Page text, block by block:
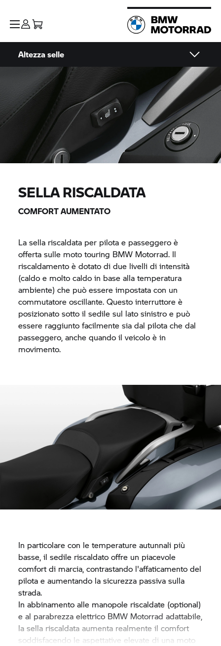
Altezza selle
SELLA RISCALDATA
COMFORT AUMENTATO
La sella riscaldata per pilota e passeggero è
offerta sulle moto touring BMW Motorrad. Il
riscaldamento è dotato di due livelli di intensità
(caldo e molto caldo in base alla temperatura
ambiente) che può essere impostata con un
commutatore oscillante. Questo interruttore è
posizionato sotto il sedile sul lato sinistro e può
essere raggiunto facilmente sia dal pilota che dal
passeggero, anche quando il veicolo è in
movimento.
In particolare con le temperature autunnali più
basse, il sedile riscaldato offre un piacevole
comfort di marcia, contrastando l'affaticamento del
pilota e aumentando la sicurezza passiva sulla
strada.
In abbinamento alle manopole riscaldate (optional)
e al parabrezza elettrico BMW Motorrad adattabile,
la sella riscaldata aumenta realmente il comfort
soddisfacendo le aspettative elevate di una moto